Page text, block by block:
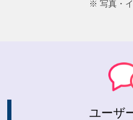
※ 写真・イ
ユーザ